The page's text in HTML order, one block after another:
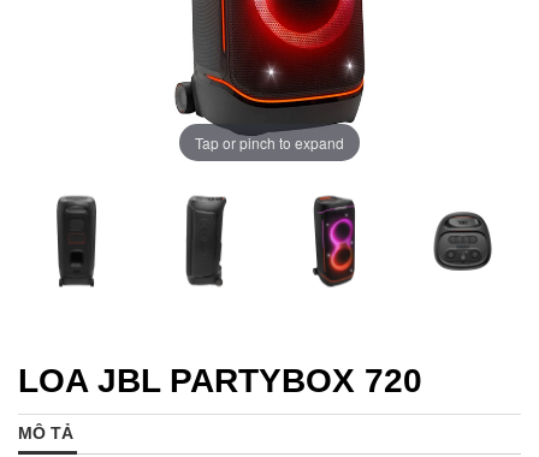
Tap or pinch to expand
LOA JBL PARTYBOX 720
MÔ TẢ